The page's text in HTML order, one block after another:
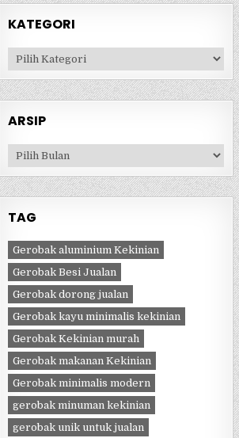
KATEGORI
Kategori
ARSIP
Arsip
TAG
Gerobak aluminium Kekinian
Gerobak Besi Jualan
Gerobak dorong jualan
Gerobak kayu minimalis kekinian
Gerobak Kekinian murah
Gerobak makanan Kekinian
Gerobak minimalis modern
gerobak minuman kekinian
gerobak unik untuk jualan